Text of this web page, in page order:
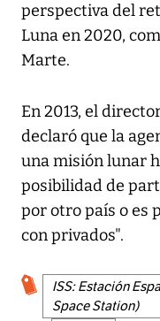
perspectiva del
Luna en 2020,
Marte.
En 2013, el
declaró que la
una misión lunar
posibilidad de
por otro país o es
con privados".
ISS: Estación
Space Station)